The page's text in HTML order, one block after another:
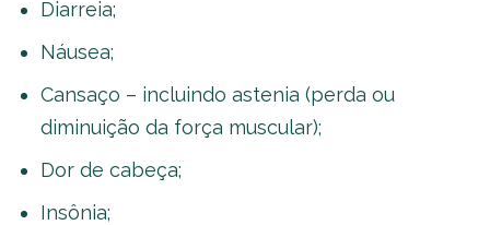
Diarreia;
Náusea;
Cansaço – incluindo astenia (perda ou
diminuição da força muscular);
Dor de cabeça;
Insônia;